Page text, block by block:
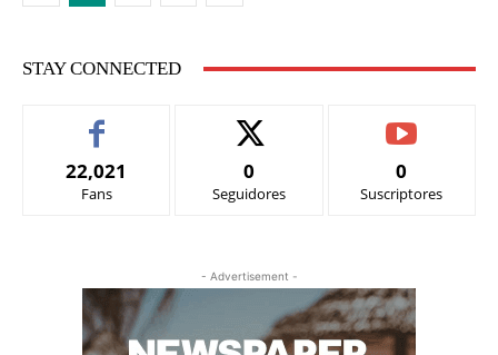
STAY CONNECTED
22,021
Fans
0
Seguidores
0
Suscriptores
- Advertisement -